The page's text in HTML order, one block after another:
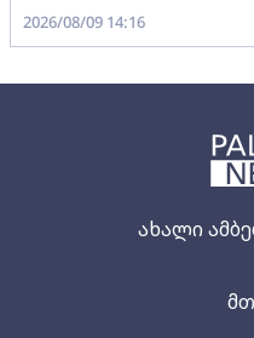
ახალი
2026/08/09 14:16